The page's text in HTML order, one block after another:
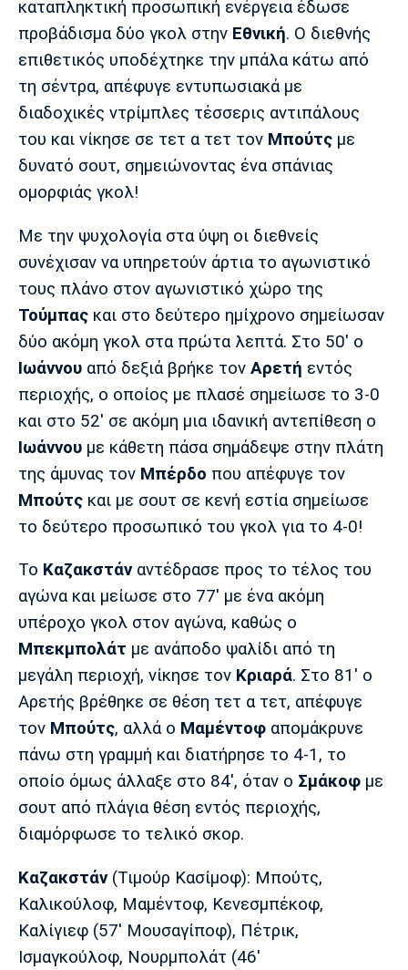
Μονακό
Ερυθρός
Αστέρας
Πόρτο Μπενφίκα
καταπληκτική προσωπική ενέργεια έδωσε
προβάδισμα δύο γκολ στην Εθνική. O διεθνής
επιθετικός υποδέχτηκε την μπάλα κάτω από
τη σέντρα, απέφυγε εντυπωσιακά με
διαδοχικές ντρίμπλες τέσσερις αντιπάλους
του και νίκησε σε τετ α τετ τον Μπούτς με
δυνατό σουτ, σημειώνοντας ένα σπάνιας
ομορφιάς γκολ!
Με την ψυχολογία στα ύψη οι διεθνείς
συνέχισαν να υπηρετούν άρτια το αγωνιστικό
τους πλάνο στον αγωνιστικό χώρο της
Τούμπας και στο δεύτερο ημίχρονο σημείωσαν
δύο ακόμη γκολ στα πρώτα λεπτά. Στο 50' ο
Ιωάννου από δεξιά βρήκε τον Αρετή εντός
περιοχής, ο οποίος με πλασέ σημείωσε το 3-0
και στο 52' σε ακόμη μια ιδανική αντεπίθεση ο
Ιωάννου με κάθετη πάσα σημάδεψε στην πλάτη
της άμυνας τον Μπέρδο που απέφυγε τον
Μπούτς και με σουτ σε κενή εστία σημείωσε
το δεύτερο προσωπικό του γκολ για το 4-0!
Το Καζακστάναντέδρασε προς το τέλος του
αγώνα και μείωσε στο 77' με ένα ακόμη
υπέροχο γκολ στον αγώνα, καθώς ο
Μπεκμπολάτ με ανάποδο ψαλίδι από τη
μεγάλη περιοχή, νίκησε τον Κριαρά. Στο 81' ο
Αρετής βρέθηκε σε θέση τετ α τετ, απέφυγε
τον Μπούτς, αλλά ο Μαμέντοφ απομάκρυνε
πάνω στη γραμμή και διατήρησε το 4-1, το
οποίο όμως άλλαξε στο 84', όταν ο Σμάκοφ με
σουτ από πλάγια θέση εντός περιοχής,
διαμόρφωσε το τελικό σκορ.
Καζακστάν(Τιμούρ Κασίμοφ): Μπούτς,
Καλικούλοφ, Μαμέντοφ, Κενεσμπέκοφ,
Καλίγιεφ (57' Μουσαγίποφ), Πέτρικ,
Ισμαγκούλοφ, Νουρμπολάτ (46'